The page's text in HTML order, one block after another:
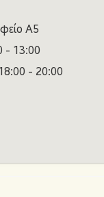
Α5
- 13:00
- 20:00